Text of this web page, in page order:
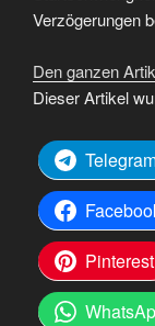
Verzögerungen
Den ganzen
Dieser Artikel
Pinterest